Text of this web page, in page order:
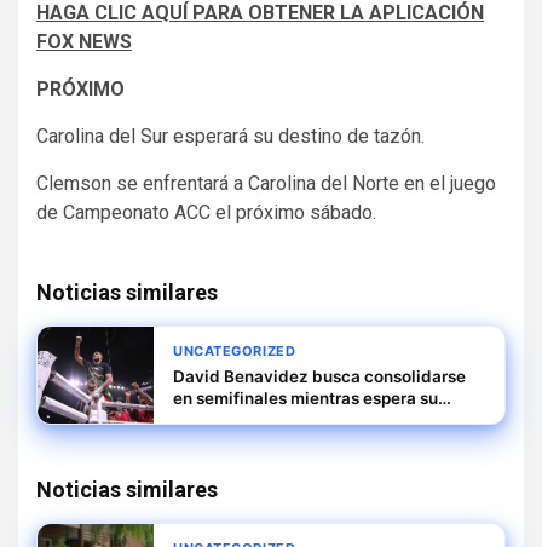
HAGA CLIC AQUÍ PARA OBTENER LA APLICACIÓN
FOX NEWS
PRÓXIMO
Carolina del Sur esperará su destino de tazón.
Clemson se enfrentará a Carolina del Norte en el juego
de Campeonato ACC el próximo sábado.
Noticias similares
UNCATEGORIZED
David Benavidez busca consolidarse
en semifinales mientras espera su
oportunidad como titular
Noticias similares